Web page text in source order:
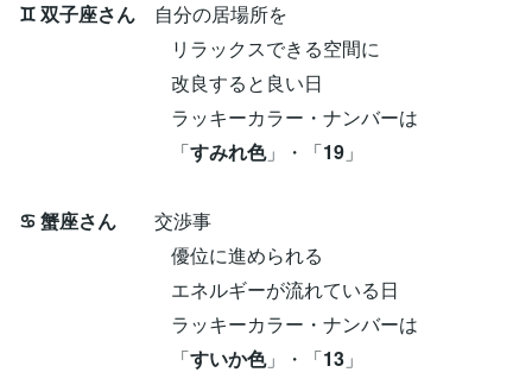
♊ 双子座さん 自分の居場所を
リラックスできる空間に
改良すると良い日
ラッキーカラー・ナンバーは
「すみれ色」・「19 」
♋ 蟹座さん 交渉事
優位に進められる
エネルギーが流れている日
ラッキーカラー・ナンバーは
「すいか色」・「13 」